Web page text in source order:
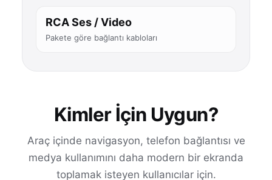
RCA Ses / Video
Pakete göre bağlantı kabloları
Kimler İçin Uygun?
Araç içinde navigasyon, telefon bağlantısı ve
medya kullanımını daha modern bir ekranda
toplamak isteyen kullanıcılar için.